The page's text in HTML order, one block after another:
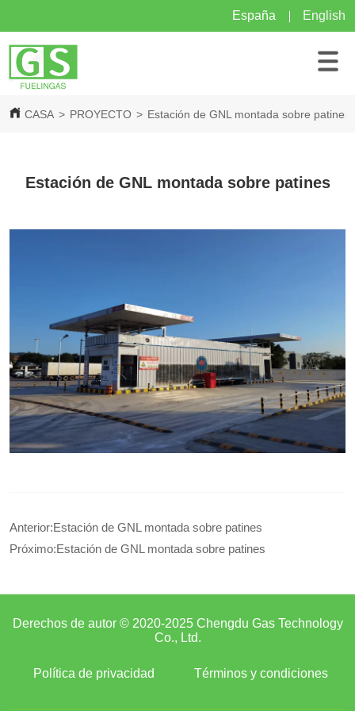
España English
CASA > PROYECTO > Estación de GNL montada sobre patines
Estación de GNL montada sobre patines
Anterior:Estación de GNL montada sobre patines
Próximo:Estación de GNL montada sobre patines
Derechos de autor © 2020-2025 Chengdu Gas Technology
Co., Ltd.
Política de privacidad Términos y condiciones